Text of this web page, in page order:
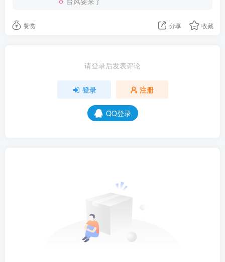
赞赏 分享 收藏
请登录后发表评论
登录 注册
QQ登录